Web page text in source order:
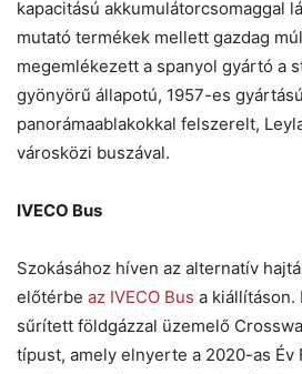
kapacitású akkumulátorcsomaggal
mutató termékek mellett gazdag
megemlékezett a spanyol gyártó a
gyönyörű állapotú, 1957-es
panorámaablakokkal felszerelt,
városközi buszával.
IVECO Bus
Szokásához híven az alternatív
előtérbe az IVECO Bus a kiállításon.
sűrített földgázzal üzemelő
típust, amely elnyerte a 2020-as Év